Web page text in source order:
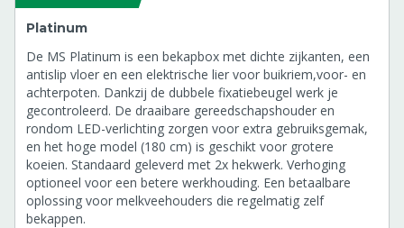
Platinum
De MS Platinum is een bekapbox met dichte zijkanten, een
antislip vloer en een elektrische lier voor buikriem,voor- en
achterpoten. Dankzij de dubbele fixatiebeugel werk je
gecontroleerd. De draaibare gereedschapshouder en
rondom LED-verlichting zorgen voor extra gebruiksgemak,
en het hoge model (180 cm) is geschikt voor grotere
koeien. Standaard geleverd met 2x hekwerk. Verhoging
optioneel voor een betere werkhouding. Een betaalbare
oplossing voor melkveehouders die regelmatig zelf
bekappen.